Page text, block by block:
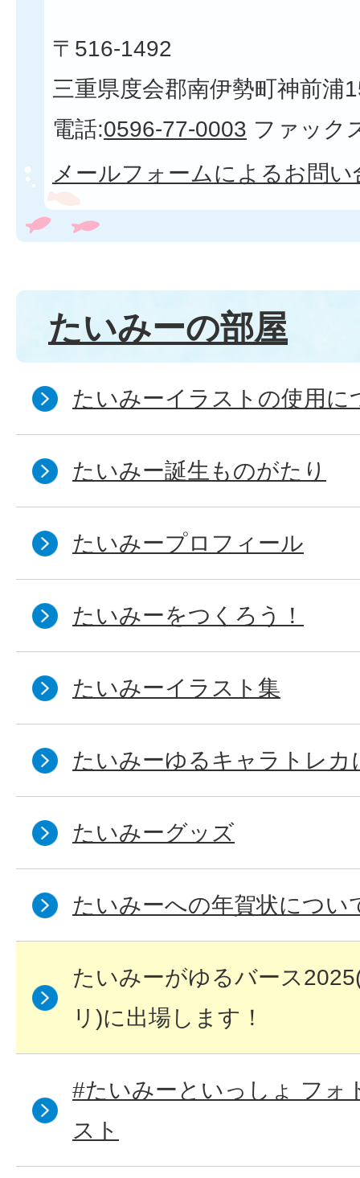
〒516-1492
三重県度会郡南伊勢町神前浦
電話:0596-77-0003 ファック
メールフォームによるお問い
たいみーの部屋
たいみーイラストの使用に
たいみー誕生ものがたり
たいみープロフィール
たいみーをつくろう！
たいみーイラスト集
たいみーゆるキャラトレカ
たいみーグッズ
たいみーへの年賀状につい
たいみーがゆるバース
リ)に出場します！
#たいみーといっしょ フォ
スト